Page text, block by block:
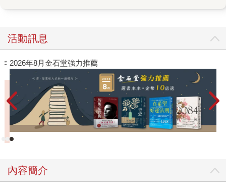
不應只是一味活在被畫好的軌道上前行，而是要伴隨不安，
將無數的未知變化內化成自己的人生。能對人生的每個選擇
果斷的人固然令人欽佩，但也不要三心二意朝令夕改隨意改
變自己的決定，更不要活在滿足他人的期望之下。活在他人
安排的軌道上，會讓人把錯怪罪到他人頭上，而自己選擇的
人生才能感到心誠悅服。 本書融合了東西方的哲學經典與具
體案例，針對各種形式的不安作探討與分析，為我們揭開不
安的真面目，並學習如何擺脫逃避的心態，找到心安踏實、
活出自我的方法，尤其對於新冠疫情多有著墨。同時也讓我
路，也要享受旅途中的每個當下。想要不被不安的心緒影
響，活得精采自在，我們就不能回避各種生命的課題，要建
活動訊息
2026年8月金石堂強力推薦
內容簡介